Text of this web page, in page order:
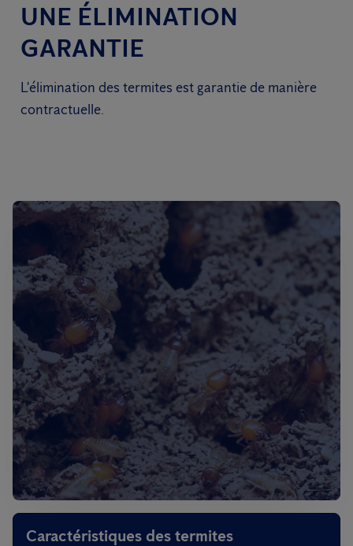
UNE ÉLIMINATION
GARANTIE
L'élimination des termites est garantie de manière
contractuelle.
Caractéristiques des termites